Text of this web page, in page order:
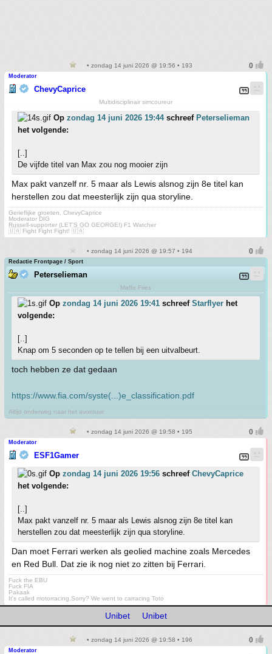
• zondag 14 juni 2026 @ 19:56 • 193
Moderator
ChevyCaprice
Multidisciplinair simcoureur
Op zondag 14 juni 2026 19:44schreef Peterselieman
het volgende:
[..]
De vijfde titel van Max zou nog mooier zijn
Max pakt vanzelf nr. 5 maar als Lewis alsnog zijn 8e titel kan
herstellen zou dat meesterlijk zijn qua storyline.
Gerieflijke groeten, ChevyCaprice
Moderator DIG
Russell-supporter (LET'S GO GEORGE!) F1 Watcher
🇺🇦 Fight Fight Fight! 🇺🇦
• zondag 14 juni 2026 @ 19:57 • 194
Redactie Frontpage / Sport
Peterselieman
Maffe Fries
Op zondag 14 juni 2026 19:41 schreef Starflyer het
volgende:
[..]
Knap om 5 seconden op te tellen bij een uitvalbeurt.
toch hebben ze dat gedaan
https://www.fia.com/syste(...)e_classification.pdf
Altijd onderweg naar het avontuur
• zondag 14 juni 2026 @ 19:58 • 195
Moderator
ESF1Gamer
Op zondag 14 juni 2026 19:56 schreef ChevyCaprice
het volgende:
[..]
Max pakt vanzelf nr. 5 maar als Lewis alsnog zijn 8e titel kan
herstellen zou dat meesterlijk zijn qua storyline.
Dan moet Ferrari werken als geolied machine zoals Mercedes
en Red Bull. Dat zie ik nog niet zo zitten bij Ferrari.
Fuck the EBU
Fuck FIA
Pakaak
It's called motorracing.Sorry? We went to carracing Toto
Unibet Unibet
• zondag 14 juni 2026 @ 19:58 • 196
Moderator